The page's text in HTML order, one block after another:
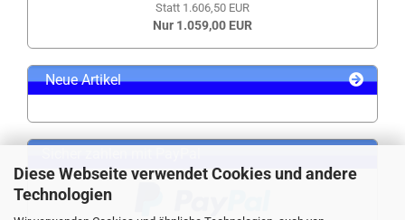
Diese Webseite verwendet Cookies und andere
Technologien
Statt 1.606,50 EUR
Nur 1.059,00 EUR
Neue Artikel